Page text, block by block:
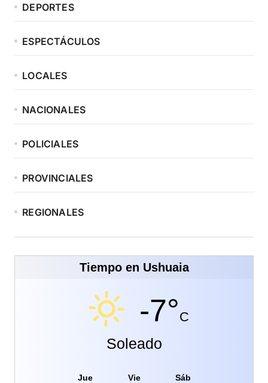
DEPORTES
ESPECTÁCULOS
LOCALES
NACIONALES
POLICIALES
PROVINCIALES
REGIONALES
Tiempo en Ushuaia
-7°C
Soleado
Jue Vie Sáb